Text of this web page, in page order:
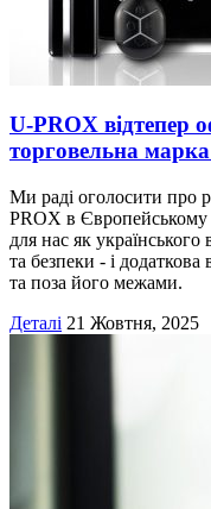
U-PROX відтепер
торговельна
Ми раді оголосити про
PROX в
для нас як
та безпеки - і
та поза його межами.
Деталі 21 Жовтня, 2025